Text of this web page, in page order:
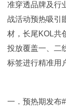
准穿透品牌及行
战活动预热吸引
材，长尾KOL共
投放覆盖一、二
标签进行精准用
一．预热期发布